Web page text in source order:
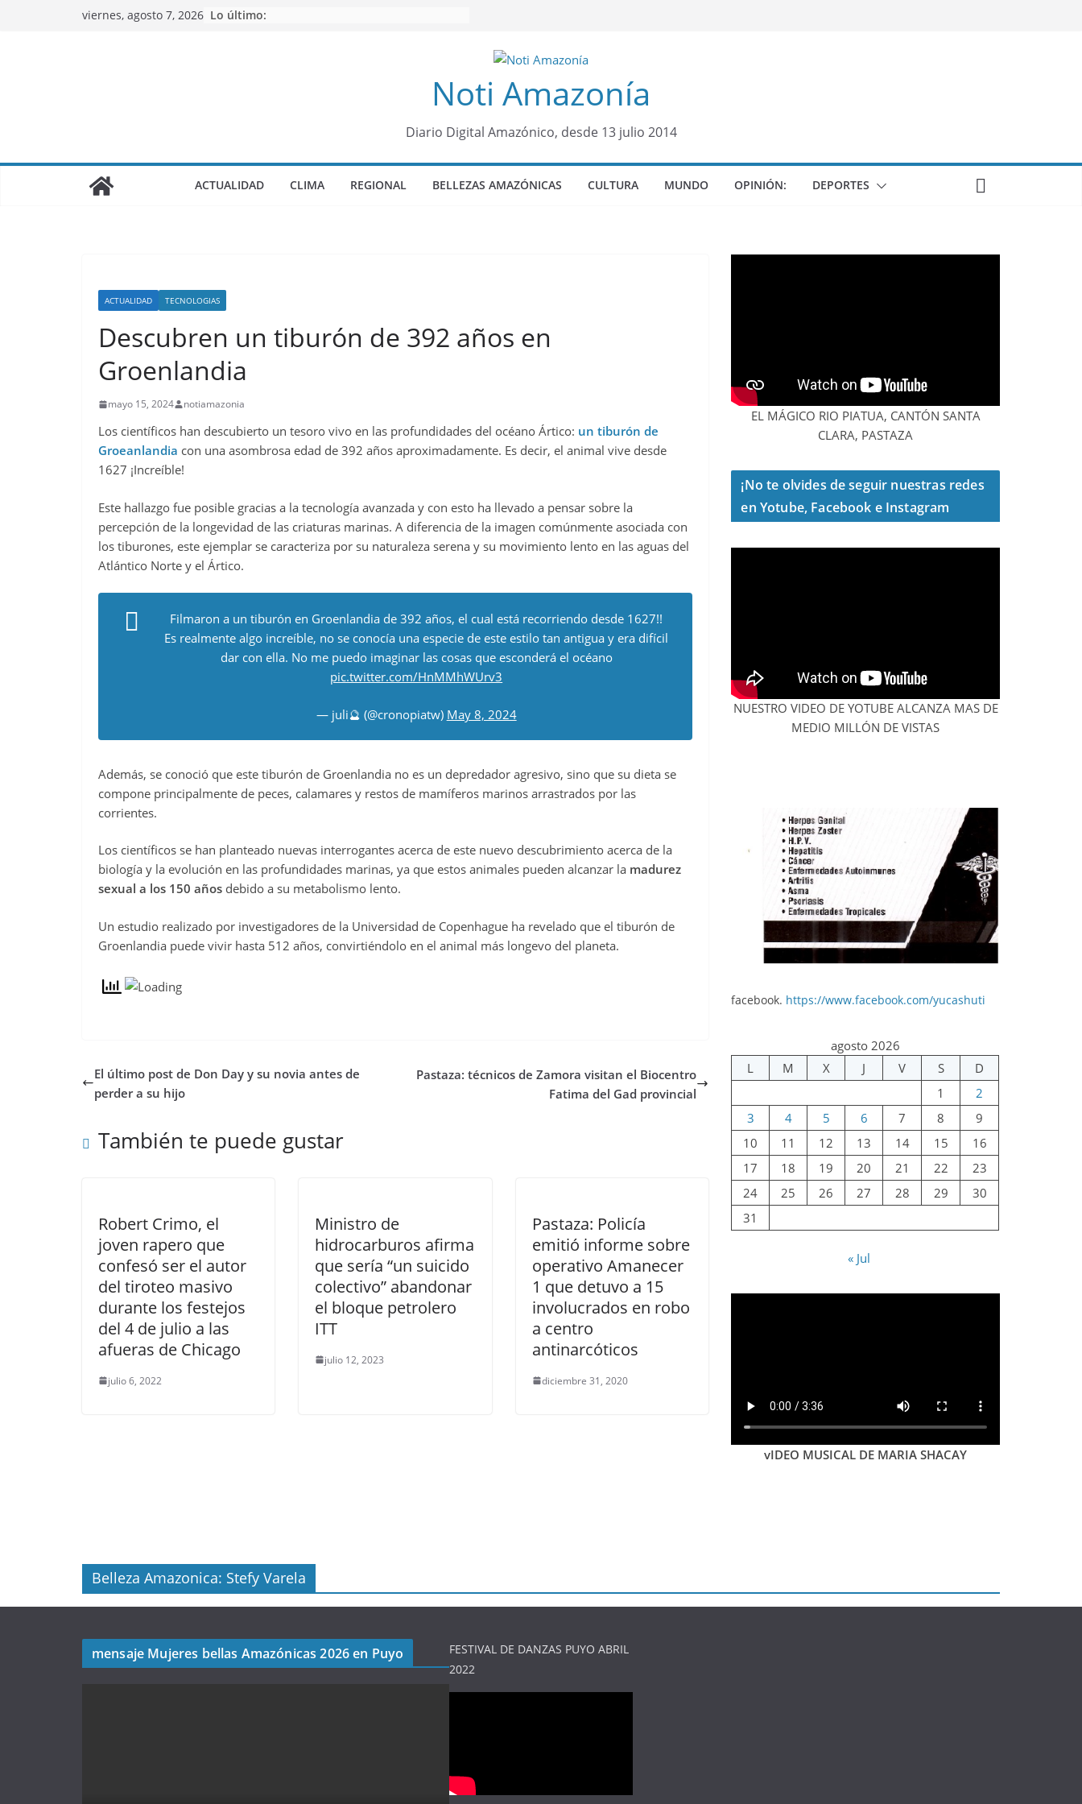
viernes, agosto 7, 2026 Lo último:
Noti Amazonía
Diario Digital Amazónico, desde 13 julio 2014
ACTUALIDAD CLIMA REGIONAL BELLEZAS AMAZÓNICAS CULTURA MUNDO OPINIÓN: DEPORTES
ACTUALIDAD TECNOLOGIAS
Descubren un tiburón de 392 años en
Groenlandia
mayo 15, 2024 notiamazonia
Los científicos han descubierto un tesoro vivo en las profundidades del océano Ártico: un tiburón de
Groeanlandia con una asombrosa edad de 392 años aproximadamente. Es decir, el animal vive desde
1627 ¡Increíble!
Este hallazgo fue posible gracias a la tecnología avanzada y con esto ha llevado a pensar sobre la
percepción de la longevidad de las criaturas marinas. A diferencia de la imagen comúnmente asociada con
los tiburones, este ejemplar se caracteriza por su naturaleza serena y su movimiento lento en las aguas del
Atlántico Norte y el Ártico.
Filmaron a un tiburón en Groenlandia de 392 años, el cual está recorriendo desde 1627!!
Es realmente algo increíble, no se conocía una especie de este estilo tan antigua y era difícil
dar con ella. No me puedo imaginar las cosas que esconderá el océano
pic.twitter.com/HnMMhWUrv3
— juli🔮 (@cronopiatw) May 8, 2024
Además, se conoció que este tiburón de Groenlandia no es un depredador agresivo, sino que su dieta se
compone principalmente de peces, calamares y restos de mamíferos marinos arrastrados por las
corrientes.
Los científicos se han planteado nuevas interrogantes acerca de este nuevo descubrimiento acerca de la
biología y la evolución en las profundidades marinas, ya que estos animales pueden alcanzar la madurez
sexual a los 150 años debido a su metabolismo lento.
Un estudio realizado por investigadores de la Universidad de Copenhague ha revelado que el tiburón de
Groenlandia puede vivir hasta 512 años, convirtiéndolo en el animal más longevo del planeta.
El último post de Don Day y su novia antes de
perder a su hijo
Pastaza: técnicos de Zamora visitan el Biocentro
Fatima del Gad provincial
También te puede gustar
Robert Crimo, el
joven rapero que
confesó ser el autor
del tiroteo masivo
durante los festejos
del 4 de julio a las
afueras de Chicago
julio 6, 2022
Ministro de
hidrocarburos afirma
que sería “un suicido
colectivo” abandonar
el bloque petrolero
ITT
julio 12, 2023
Pastaza: Policía
emitió informe sobre
operativo Amanecer
1 que detuvo a 15
involucrados en robo
a centro
antinarcóticos
diciembre 31, 2020
EL MÁGICO RIO PIATUA, CANTÓN SANTA
CLARA, PASTAZA
¡No te olvides de seguir nuestras redes
en Yotube, Facebook e Instagram
NUESTRO VIDEO DE YOTUBE ALCANZA MAS DE
MEDIO MILLÓN DE VISTAS
facebook. https://www.facebook.com/yucashuti
agosto 2026
L
M X J V S
D
1
2
3
4 5 6 7 8
9
10
11 12 13 14 15
16
17
18 19 20 21 22
23
24
25 26 27 28 29
30
31
« Jul
vIDEO MUSICAL DE MARIA SHACAY
Belleza Amazonica: Stefy Varela
mensaje Mujeres bellas Amazónicas 2026 en Puyo
FESTIVAL DE DANZAS PUYO ABRIL
2022